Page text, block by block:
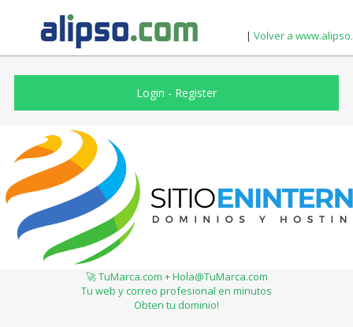
| Volver a
Login - Register
🚀 TuMarca.com + Hola@TuMarca.com
Tu web y correo profesional en minutos
Obten tu dominio!